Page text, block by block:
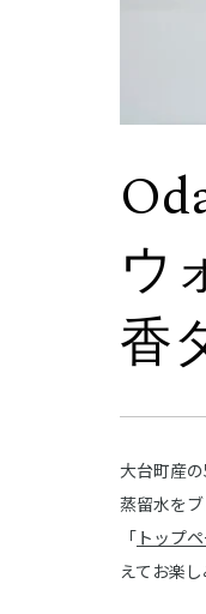
ウ
香
大台町産
蒸留水を
「 トップ
えてお楽し